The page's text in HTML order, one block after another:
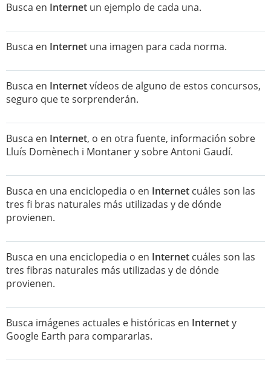
Busca en Internet un ejemplo de cada una.
Busca en Internet una imagen para cada norma.
Busca en Internetvídeos de alguno de estos concursos,
seguro que te sorprenderán.
Busca en Internet, o en otra fuente, información sobre
Lluís Domènech i Montaner y sobre Antoni Gaudí.
Busca en una enciclopedia o en Internet cuáles son las
tres fi bras naturales más utilizadas y de dónde
provienen.
Busca en una enciclopedia o en Internet cuáles son las
tres fibras naturales más utilizadas y de dónde
provienen.
Busca imágenes actuales e históricas en Internety
Google Earth para compararlas.